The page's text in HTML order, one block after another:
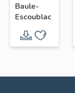
Lou
Pescalouno,
puis la
Gréolière,
avenue
Baule-
Escoublac